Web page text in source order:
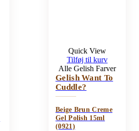
Quick View
Tilføj til kurv
Alle Gelish Farver
Gelish Want To
Cuddle?
Beige Brun Creme
Gel Polish 15ml
(0921)